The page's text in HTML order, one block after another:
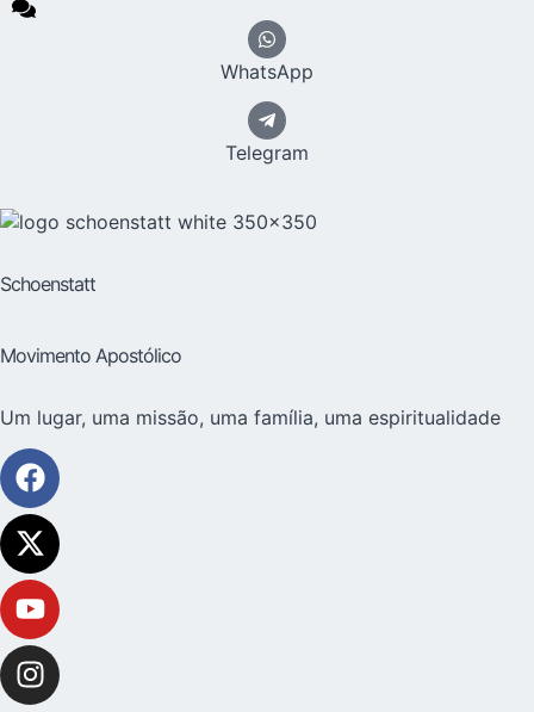
WhatsApp
Telegram
Schoenstatt
Movimento Apostólico
Um lugar, uma missão, uma família, uma espiritualidade